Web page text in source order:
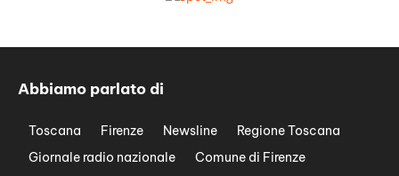
Abbiamo parlato di
Toscana Firenze Newsline
Regione Toscana
Giornale radio nazionale
Comune di Firenze